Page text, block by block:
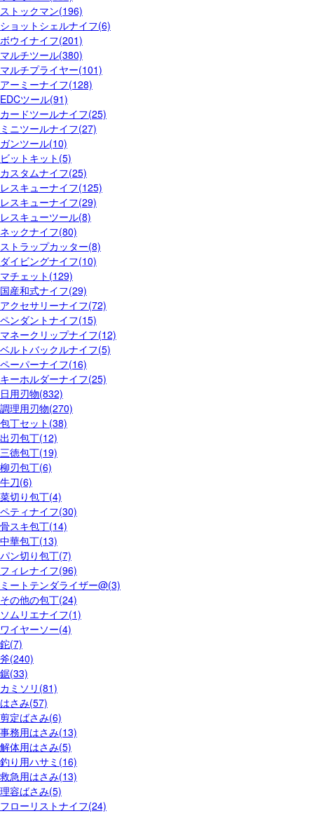
ストックマン(196)
ショットシェルナイフ(6)
ボウイナイフ(201)
マルチツール(380)
マルチプライヤー(101)
アーミーナイフ(128)
EDCツール(91)
カードツールナイフ(25)
ミニツールナイフ(27)
ガンツール(10)
ビットキット(5)
カスタムナイフ(25)
レスキューナイフ(125)
レスキューナイフ(29)
レスキューツール(8)
ネックナイフ(80)
ストラップカッター(8)
ダイビングナイフ(10)
マチェット(129)
国産和式ナイフ(29)
アクセサリーナイフ(72)
ペンダントナイフ(15)
マネークリップナイフ(12)
ベルトバックルナイフ(5)
ペーパーナイフ(16)
キーホルダーナイフ(25)
日用刃物(832)
調理用刃物(270)
包丁セット(38)
出刃包丁(12)
三徳包丁(19)
柳刃包丁(6)
牛刀(6)
菜切り包丁(4)
ペティナイフ(30)
骨スキ包丁(14)
中華包丁(13)
パン切り包丁(7)
フィレナイフ(96)
ミートテンダライザー@(3)
その他の包丁(24)
ソムリエナイフ(1)
ワイヤーソー(4)
鉈(7)
斧(240)
鋸(33)
カミソリ(81)
はさみ(57)
剪定ばさみ(6)
事務用はさみ(13)
解体用はさみ(5)
釣り用ハサミ(16)
救急用はさみ(13)
理容ばさみ(5)
フローリストナイフ(24)